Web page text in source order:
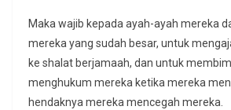
Maka wajib kepada ayah-ayah mereka
mereka yang sudah besar, untuk
ke shalat berjamaah, dan untuk
menghukum mereka ketika mereka
hendaknya mereka mencegah mereka.